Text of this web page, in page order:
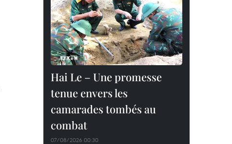
Hai Le – Une promesse
tenue envers les
camarades tombés au
combat
07/08/2026 00:30